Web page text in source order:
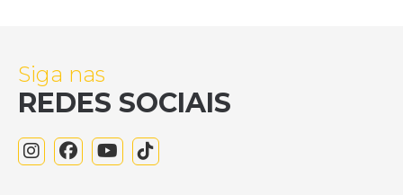
Siga nas
REDES SOCIAIS